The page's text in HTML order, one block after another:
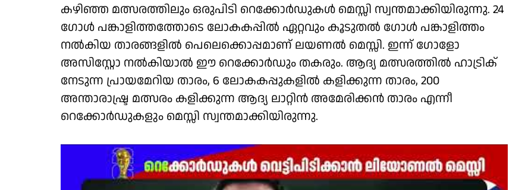
കഴിഞ്ഞ മത്സരത്തിലും ഒരുപിടി റെക്കോർഡുകൾ മെസ്സി സ്വന്തമാക്കിയിരുന്നു. 24
ഗോൾ പങ്കാളിത്തത്തോടെ ലോകകപ്പിൽ ഏറ്റവും കൂടുതൽ ഗോൾ പങ്കാളിത്തം
നൽകിയ താരങ്ങളിൽ പെലെക്കൊപ്പമാണ് ലയണൽ മെസ്സി. ഇന്ന് ഗോളോ
അസിസ്റ്റോ നൽകിയാൽ ഈ റെക്കോർഡും തകരും. ആദ്യ മത്സരത്തിൽ ഹാട്രിക്
നേടുന്ന പ്രായമേറിയ താരം, 6 ലോകകപ്പുകളിൽ കളിക്കുന്ന താരം, 200
അന്താരാഷ്ട്ര മത്സരം കളിക്കുന്ന ആദ്യ ലാറ്റിൻ അമേരിക്കൻ താരം എന്നീ
റെക്കോർഡുകളും മെസ്സി സ്വന്തമാക്കിയിരുന്നു.